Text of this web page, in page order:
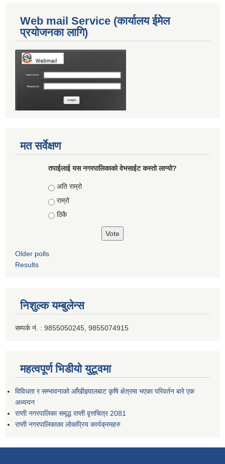
Web mail Service (कार्यालय ईमेल
प्रयोजनका लागि)
मत सर्वेक्षण
तपाईलाई यस नगरपालिकाको वेभसाईट कस्तो लाग्यो?
Choices
अति राम्रो
राम्रो
ठिकै
Older polls
Results
निशुल्क यम्बुलेन्स
सम्पर्क नं. : 9855050245, 9855074915
महत्वपूर्ण भिडीयो युटूवमा
विविधता र सम्भावनाको आँखीझ्यालबाट कृषि क्षेत्रमा भएका परिवर्तन बारे एक
अध्ययन
राप्ती नगरपालिका समृद्ध राप्ती वृत्तचित्र 2081
राप्ती नगरपालिकाका लोकप्रिय कार्यक्रमहरु